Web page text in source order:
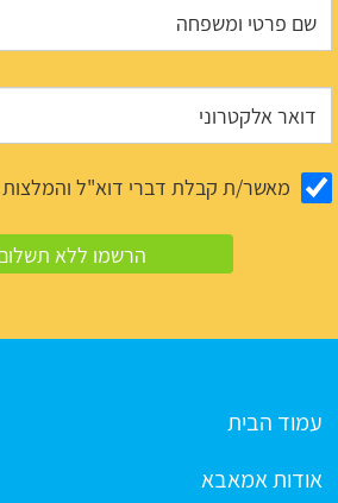
מאשר/ת קבלת דברי דוא"ל
עמוד הבית
אודות אמאבא